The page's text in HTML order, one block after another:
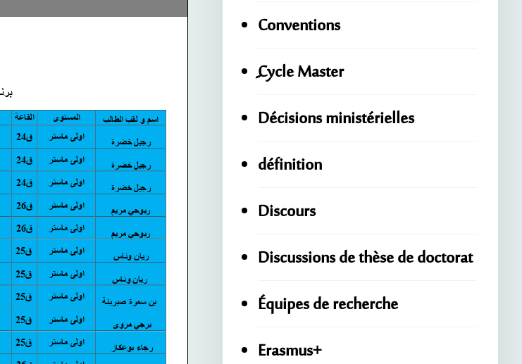
Conventions
ِِِCycle Master
Décisions ministérielles
définition
Discours
Discussions de thèse de doctorat
Équipes de recherche
Erasmus+